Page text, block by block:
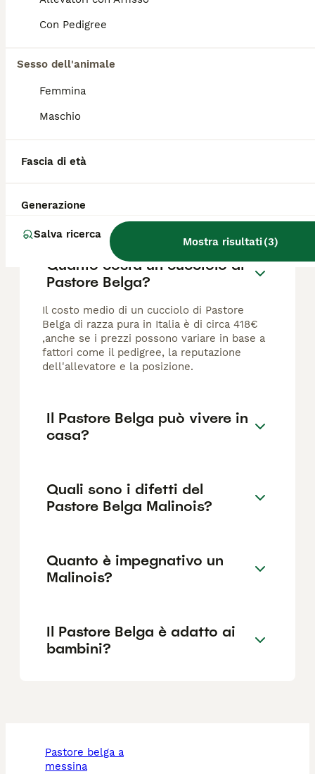
Con Pedigree
Sesso dell'animale
Femmina
Maschio
Fascia di età
Generazione
Salva ricerca
Mostra risultati(3)
13 settimane 2 2
Sesso
FAQ
Quanto costa un cucciolo di
Pastore Belga?
Il costo medio di un cucciolo di Pastore
Belga di razza pura in Italia è di circa 418€
,anche se i prezzi possono variare in base a
fattori come il pedigree, la reputazione
dell'allevatore e la posizione.
Il Pastore Belga può vivere in
casa?
Quali sono i difetti del
Pastore Belga Malinois?
Quanto è impegnativo un
Malinois?
Il Pastore Belga è adatto ai
bambini?
pastore belga a
messina